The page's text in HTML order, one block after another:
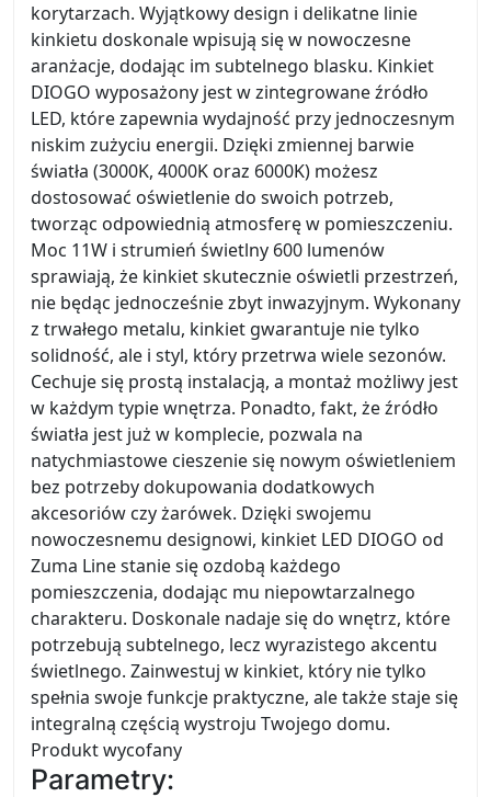
korytarzach. Wyjątkowy design i delikatne linie
kinkietu doskonale wpisują się w nowoczesne
aranżacje, dodając im subtelnego blasku. Kinkiet
DIOGO wyposażony jest w zintegrowane źródło
LED, które zapewnia wydajność przy jednoczesnym
niskim zużyciu energii. Dzięki zmiennej barwie
światła (3000K, 4000K oraz 6000K) możesz
dostosować oświetlenie do swoich potrzeb,
tworząc odpowiednią atmosferę w pomieszczeniu.
Moc 11W i strumień świetlny 600 lumenów
sprawiają, że kinkiet skutecznie oświetli przestrzeń,
nie będąc jednocześnie zbyt inwazyjnym. Wykonany
z trwałego metalu, kinkiet gwarantuje nie tylko
solidność, ale i styl, który przetrwa wiele sezonów.
Cechuje się prostą instalacją, a montaż możliwy jest
w każdym typie wnętrza. Ponadto, fakt, że źródło
światła jest już w komplecie, pozwala na
natychmiastowe cieszenie się nowym oświetleniem
bez potrzeby dokupowania dodatkowych
akcesoriów czy żarówek. Dzięki swojemu
nowoczesnemu designowi, kinkiet LED DIOGO od
Zuma Line stanie się ozdobą każdego
pomieszczenia, dodając mu niepowtarzalnego
charakteru. Doskonale nadaje się do wnętrz, które
potrzebują subtelnego, lecz wyrazistego akcentu
świetlnego. Zainwestuj w kinkiet, który nie tylko
spełnia swoje funkcje praktyczne, ale także staje się
integralną częścią wystroju Twojego domu.
Produkt wycofany
Parametry: